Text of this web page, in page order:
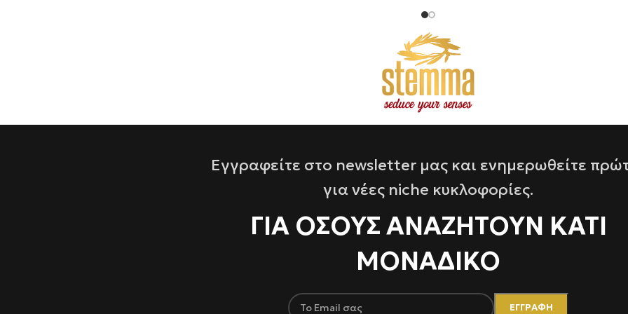
Εγγραφείτε στο newsletter μας και ενημερωθείτε
για νέες niche κυκλοφορίες.
ΓΙΑ ΌΣΟΥΣ ΑΝΑΖΗΤΟΥΝ ΚΑΤΙ
ΜΟΝΑΔΙΚΟ